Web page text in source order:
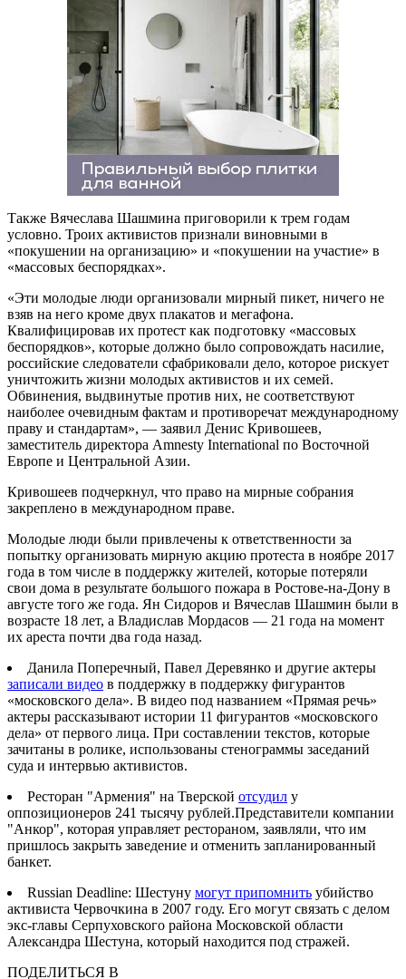
Также Вячеслава Шашмина приговорили к трем годам
условно. Троих активистов признали виновными в
«покушении на организацию» и «покушении на участие» в
«массовых беспорядках».
«Эти молодые люди организовали мирный пикет, ничего не
взяв на него кроме двух плакатов и мегафона.
Квалифицировав их протест как подготовку «массовых
беспорядков», которые должно было сопровождать насилие,
российские следователи сфабриковали дело, которое рискует
уничтожить жизни молодых активистов и их семей.
Обвинения, выдвинутые против них, не соответствуют
наиболее очевидным фактам и противоречат международному
праву и стандартам», — заявил Денис Кривошеев,
заместитель директора Amnesty International по Восточной
Европе и Центральной Азии.
Кривошеев подчеркнул, что право на мирные собрания
закреплено в международном праве.
Молодые люди были привлечены к ответственности за
попытку организовать мирную акцию протеста в ноябре 2017
года в том числе в поддержку жителей, которые потеряли
свои дома в результате большого пожара в Ростове-на-Дону в
августе того же года. Ян Сидоров и Вячеслав Шашмин были в
возрасте 18 лет, а Владислав Мордасов — 21 года на момент
их ареста почти два года назад.
Данила Поперечный, Павел Деревянко и другие актеры
записали видео в поддержку в поддержку фигурантов
«московского дела». В видео под названием «Прямая речь»
актеры рассказывают истории 11 фигурантов «московского
дела» от первого лица. При составлении текстов, которые
зачитаны в ролике, использованы стенограммы заседаний
суда и интервью активистов.
Ресторан "Армения" на Тверской отсудил у
оппозиционеров 241 тысячу рублей.Представители компании
"Анкор", которая управляет рестораном, заявляли, что им
пришлось закрыть заведение и отменить запланированный
банкет.
Russian Deadline: Шестуну могут припомнить убийство
активиста Червочкина в 2007 году. Его могут связать с делом
экс-главы Серпуховского района Московской области
Александра Шестуна, который находится под стражей.
ПОДЕЛИТЬСЯ В